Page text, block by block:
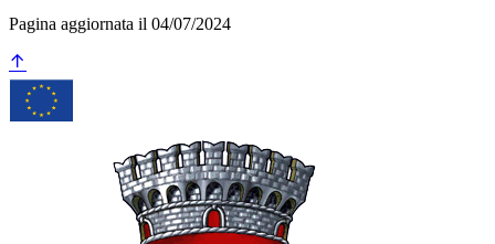
Pagina aggiornata il 04/07/2024